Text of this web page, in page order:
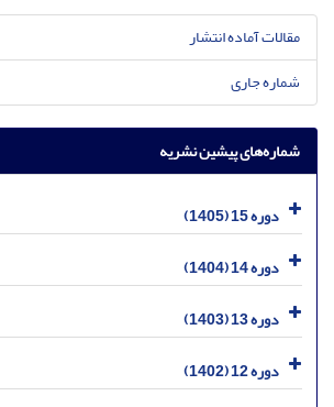
مقالات آماده انتشار
شماره جاری
شماره‌های پیشین نشریه
دوره 15 (1405)
دوره 14 (1404)
دوره 13 (1403)
دوره 12 (1402)